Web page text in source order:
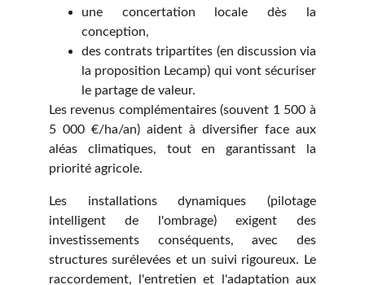
une concertation locale dès la
conception,
des contrats tripartites (en discussion via
la proposition Lecamp) qui vont sécuriser
le partage de valeur.
Les revenus complémentaires (souvent 1 500 à
5 000 €/ha/an) aident à diversifier face aux
aléas climatiques, tout en garantissant la
priorité agricole.
Les installations dynamiques (pilotage
intelligent de l'ombrage) exigent des
investissements conséquents, avec des
structures surélevées et un suivi rigoureux. Le
raccordement, l'entretien et l'adaptation aux